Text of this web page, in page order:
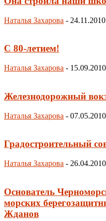
Наталья Захарова - 24.11.2010
С 80-летием!
Наталья Захарова - 15.09.2010
Железнодорожный
Наталья Захарова - 07.05.2010
Градостроительный
Наталья Захарова - 26.04.2010
Основатель
морских
Жданов